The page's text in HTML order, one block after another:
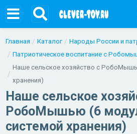
Главная Каталог
Народы России и
Патриотическое воспитание с
Наше сельское хозяйство с
хранения)
Наше сельское
РобоМышью (6
системой хранения)